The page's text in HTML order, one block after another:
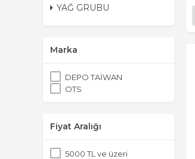
YAĞ GRUBU
Marka
DEPO TAİWAN
OTS
Fiyat Aralığı
5000 TL ve üzeri